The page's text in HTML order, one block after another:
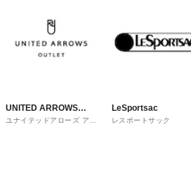
UNITED ARROWS
OUTLET
ユナイテッドアローズ アウ
LeSportsac
レスポートサック